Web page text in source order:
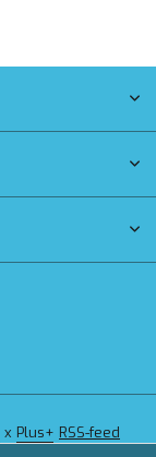
x Plus+ RSS-feed